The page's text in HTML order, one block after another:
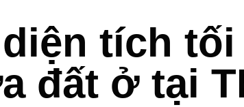
tích
đất ở tại